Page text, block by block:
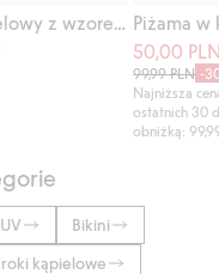
Piżama w
50,00
99,99 PLN -
Najniższa
ostatnich 30
obniżką:
Bikini
kąpielowe